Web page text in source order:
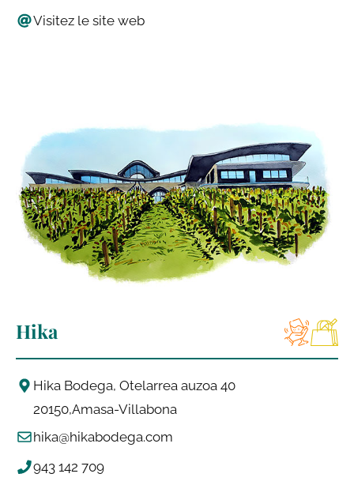
Visitez le site web
Hika
Hika Bodega, Otelarrea auzoa 40
20150 Amasa-Villabona
hika@hikabodega.com
943 142 709